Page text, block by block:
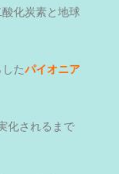
化炭素と地球
たパイオニア
化されるまで